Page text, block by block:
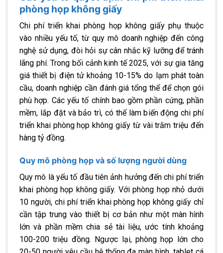
phòng họp không giấy
Chi phí triển khai phòng họp không giấy phụ thuộc
vào nhiều yếu tố, từ quy mô doanh nghiệp đến công
nghệ sử dụng, đòi hỏi sự cân nhắc kỹ lưỡng để tránh
lãng phí. Trong bối cảnh kinh tế 2025, với sự gia tăng
giá thiết bị điện tử khoảng 10-15% do lạm phát toàn
cầu, doanh nghiệp cần đánh giá tổng thể để chọn gói
phù hợp. Các yếu tố chính bao gồm phần cứng, phần
mềm, lắp đặt và bảo trì, có thể làm biến động chi phí
triển khai phòng họp không giấy từ vài trăm triệu đến
hàng tỷ đồng.
Quy mô phòng họp và số lượng người dùng
Quy mô là yếu tố đầu tiên ảnh hưởng đến chi phí triển
khai phòng họp không giấy. Với phòng họp nhỏ dưới
10 người, chi phí triển khai phòng họp không giấy chỉ
cần tập trung vào thiết bị cơ bản như một màn hình
lớn và phần mềm chia sẻ tài liệu, ước tính khoảng
100-200 triệu đồng. Ngược lại, phòng họp lớn cho